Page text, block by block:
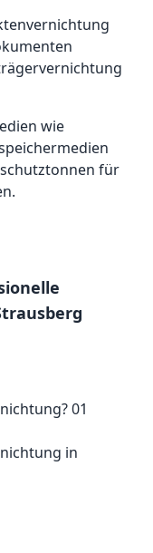
wie
für